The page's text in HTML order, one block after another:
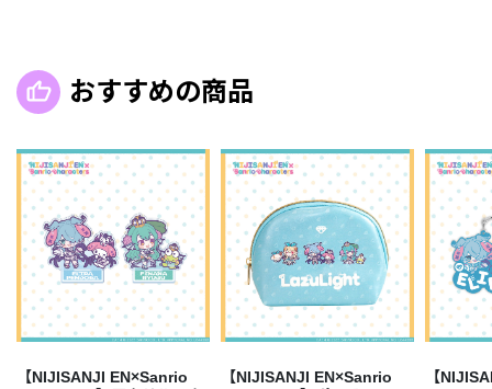
おすすめの商品
【NIJISANJI EN×Sanrio
【NIJISANJI EN×Sanrio
【